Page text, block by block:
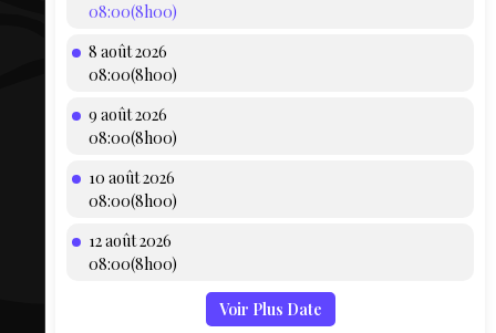
AEQ
08:00(8h00)
8 août 2026
08:00(8h00)
9 août 2026
08:00(8h00)
10 août 2026
08:00(8h00)
12 août 2026
08:00(8h00)
Voir Plus Date